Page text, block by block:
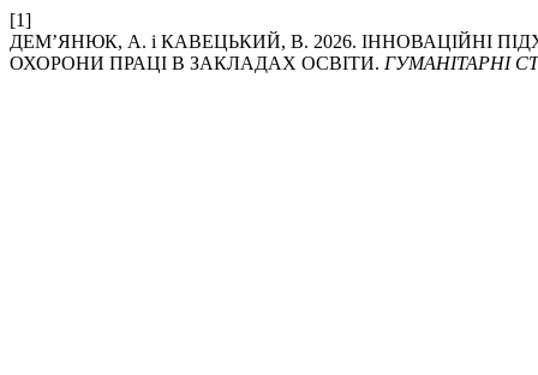
[1]
ДЕМ’ЯНЮК, А. і КАВЕЦЬКИЙ, В. 2026. ІННОВАЦІЙНІ
ОХОРОНИ ПРАЦІ В ЗАКЛАДАХ ОСВІТИ. ГУМАНІТАРНІ